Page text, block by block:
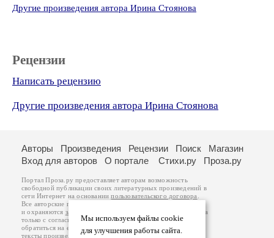
Другие произведения автора Ирина Стоянова
Рецензии
Написать рецензию
Другие произведения автора Ирина Стоянова
Мы используем файлы cookie
для улучшения работы сайта.
Авторы Произведения Рецензии Поиск
Магазин
Вход для авторов
О портале Стихи.ру Проза.ру
Портал Проза.ру предоставляет авторам возможность
свободной публикации своих литературных произведений в
сети Интернет на основаниипользовательского договора
Все авторские права на произведения принадлежат авторам
и охраняются законом
. Перепечатка произведений возможна
только с согласия его автора, к которому вы можете
обратиться на его авторской странице. Ответственность за
тексты произведений авторы несут самостоятельно на